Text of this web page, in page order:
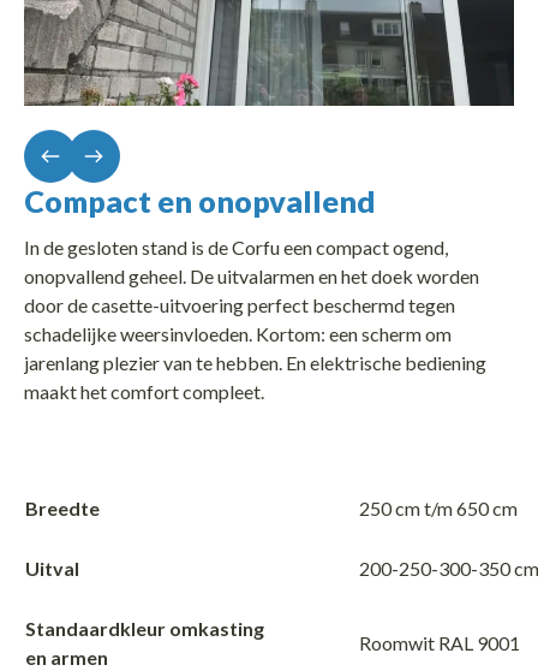
Compact en onopvallend
In de gesloten stand is de Corfu een compact ogend,
onopvallend geheel. De uitvalarmen en het doek worden
door de casette-uitvoering perfect beschermd tegen
schadelijke weersinvloeden. Kortom: een scherm om
jarenlang plezier van te hebben. En elektrische bediening
maakt het comfort compleet.
Breedte 250 cm t/m 650 cm
Uitval 200-250-300-350 cm
Standaardkleur omkasting
en armen
Roomwit RAL 9001